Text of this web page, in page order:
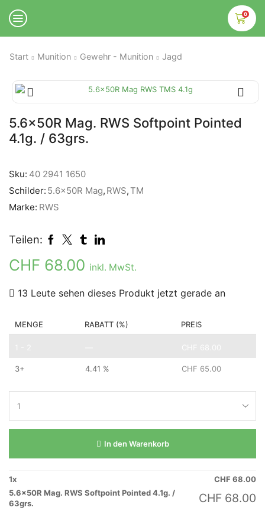
0
Start Munition Gewehr - Munition Jagd
5.6x50R Mag. RWS Softpoint Pointed
4.1g. / 63grs.
Sku: 40 2941 1650
Schilder: 5.6x50R Mag, RWS,TM
Marke: RWS
Teilen:
CHF 68.00 inkl. MwSt.
13 Leute sehen dieses Produkt jetzt gerade an
MENGE RABATT (%) PREIS
3+ 4.41 % CHF 65.00
In den Warenkorb
1x CHF 68.00
5.6x50R Mag. RWS Softpoint Pointed 4.1g. /
63grs.
CHF 68.00